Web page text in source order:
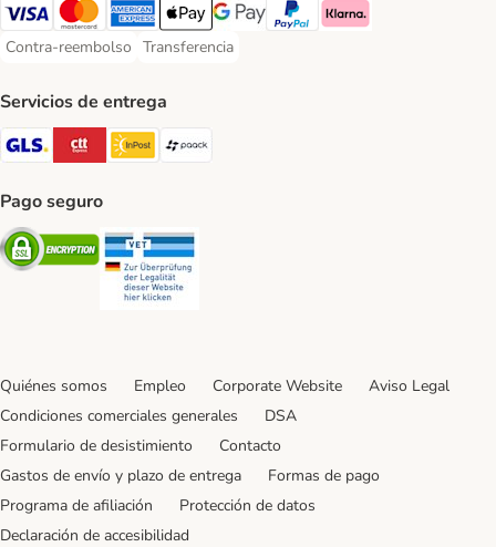
Visa Payment Method
Mastercard Payment Method
American Express Payment Method
Apple Pay Payment Method
Google Pay Payment Method
PayPal Payment Method
Klarna Payment Method
Contra-reembolso
Contra-reembolso Payment Method
Transferencia
Transferencia Payment Method
Servicios de entrega
GLS Shipping Method
CTTExpress Shipping Method
InPost Shipping Method
paack Shipping Method
Pago seguro
Security
Quiénes somos Empleo Corporate Website
Aviso Legal
Condiciones comerciales generales
DSA
Formulario de desistimiento
Contacto
Gastos de envío y plazo de entrega
Formas de pago
Programa de afiliación
Protección de datos
Declaración de accesibilidad